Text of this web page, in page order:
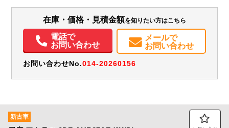
パワステ パワーウィンドウ ABS エアバッグ
集中ドアロック
電動格納ミラー
バックモニター
取扱説明書（一部含む）
メンテナンスノート（保証書）
在庫・価格・見積金額を知りたい方はこちら
電話で
お問い合わせ
メールで
お問い合わせ
お問い合わせNo.014-20260156
新古車